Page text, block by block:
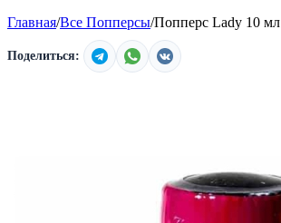
Главная/Все Попперсы/Попперс Lady 10 мл
Поделиться: